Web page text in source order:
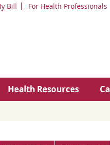
Bill For Health Professionals
Health Resources